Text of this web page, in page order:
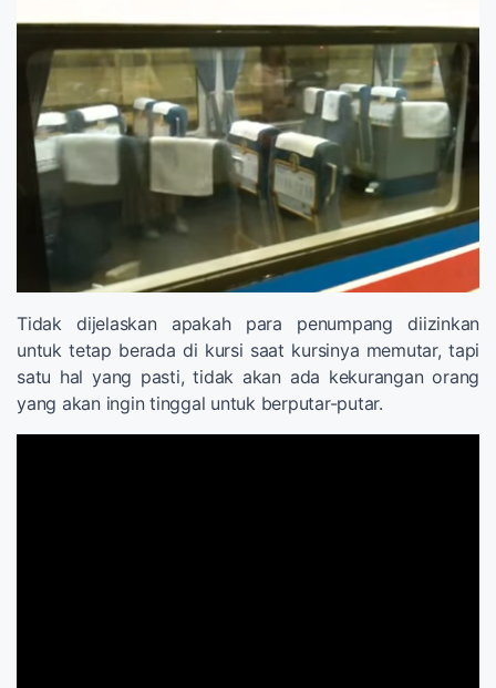
Tidak dijelaskan apakah para penumpang diizinkan
untuk tetap berada di kursi saat kursinya memutar, tapi
satu hal yang pasti, tidak akan ada kekurangan orang
yang akan ingin tinggal untuk berputar-putar.